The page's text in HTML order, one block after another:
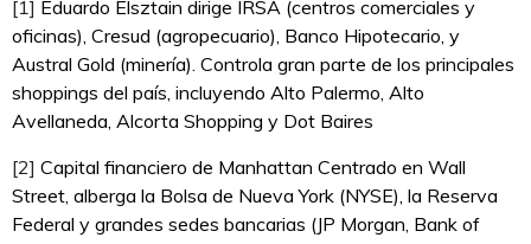
[1] Eduardo Elsztain dirige IRSA (centros comerciales y
oficinas), Cresud (agropecuario), Banco Hipotecario, y
Austral Gold (minería). Controla gran parte de los principales
shoppings del país, incluyendo Alto Palermo, Alto
Avellaneda, Alcorta Shopping y Dot Baires
[2] Capital financiero de Manhattan Centrado en Wall
Street, alberga la Bolsa de Nueva York (NYSE), la Reserva
Federal y grandes sedes bancarias (JP Morgan, Bank of